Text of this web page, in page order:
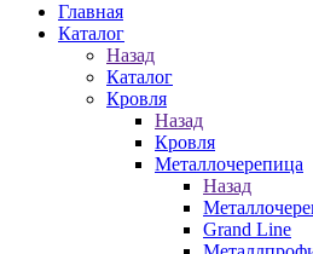
Главная
Каталог
Назад
Каталог
Кровля
Назад
Кровля
Металлочерепица
Назад
Grand Line